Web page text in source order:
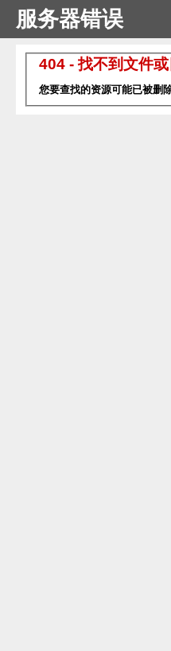
服务器错误
404 - 找不到文件或
您要查找的资源可能已被删